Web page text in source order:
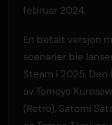
februar 2024.
En betalt versjon
scenarier ble
Steam i 2025.
av Tomoyo
(Retro), Satomi